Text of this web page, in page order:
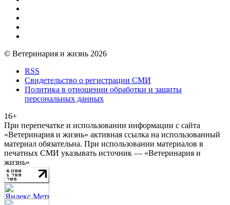
© Ветеринария и жизнь 2026
RSS
Свидетельство о регистрации СМИ
Политика в отношении обработки и защиты
персональных данных
16+
При перепечатке и использовании информации с сайта
«Ветеринария и жизнь» активная ссылка на использованный
материал обязательна. При использовании материалов в
печатных СМИ указывать источник — «Ветеринария и
жизнь»